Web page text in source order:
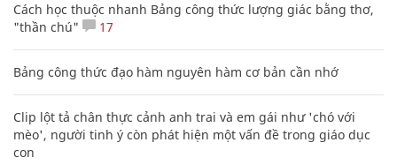
Cách học thuộc nhanh Bảng công thức lượng giác bằng thơ,
"thần chú"
17
Bảng công thức đạo hàm nguyên hàm cơ bản cần nhớ
Clip lột tả chân thực cảnh anh trai và em gái như 'chó với
mèo', người tinh ý còn phát hiện một vấn đề trong giáo dục
con